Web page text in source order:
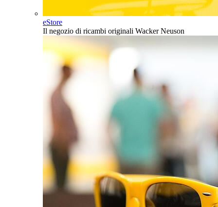
eStore
Il negozio di ricambi originali Wacker Neuson